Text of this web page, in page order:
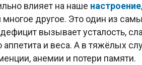
влияет на наше настроение
другое. Это один из
вызывает усталость,
аппетита и веса. А в тяжёлых
анемии и потери памяти.